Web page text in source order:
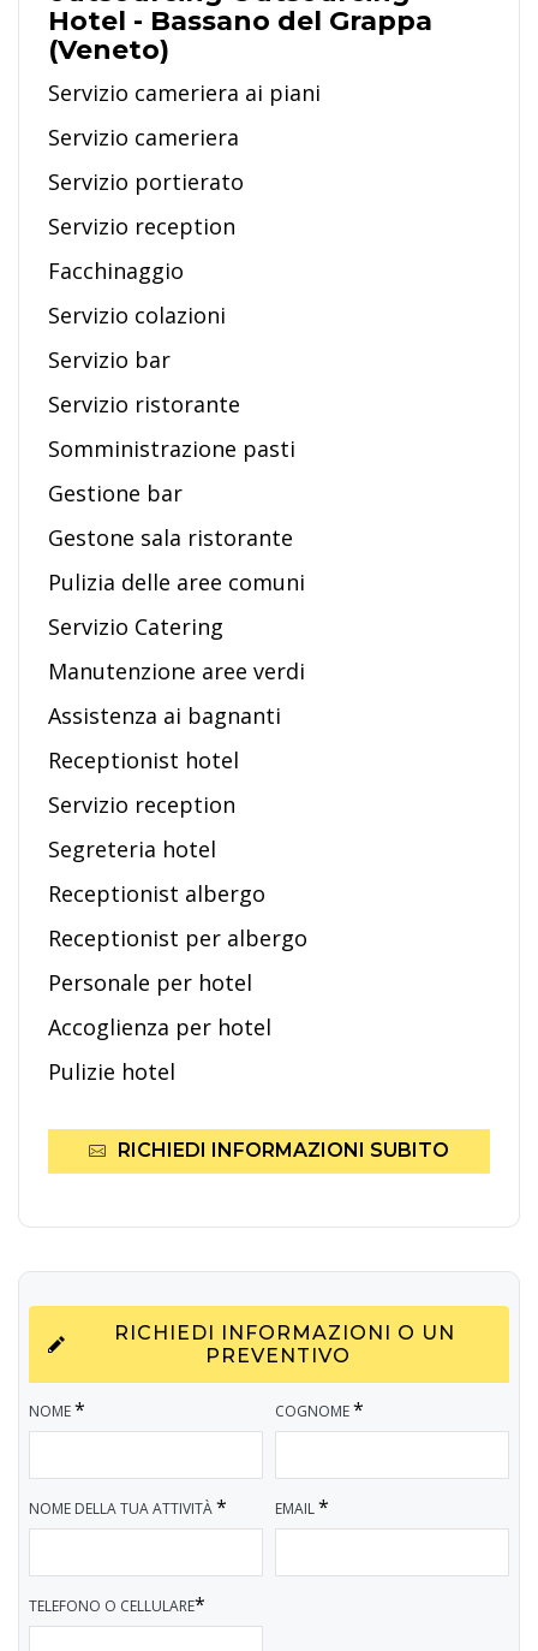
Hotel - Bassano del Grappa
(Veneto)
Servizio cameriera ai piani
Servizio cameriera
Servizio portierato
Servizio reception
Facchinaggio
Servizio colazioni
Servizio bar
Servizio ristorante
Somministrazione pasti
Gestione bar
Gestone sala ristorante
Pulizia delle aree comuni
Servizio Catering
Manutenzione aree verdi
Assistenza ai bagnanti
Receptionist hotel
Servizio reception
Segreteria hotel
Receptionist albergo
Receptionist per albergo
Personale per hotel
Accoglienza per hotel
Pulizie hotel
RICHIEDI INFORMAZIONI SUBITO
RICHIEDI INFORMAZIONI O UN
PREVENTIVO
NOME* COGNOME*
NOME DELLA TUA ATTIVITÀ* EMAIL*
TELEFONO O CELLULARE*